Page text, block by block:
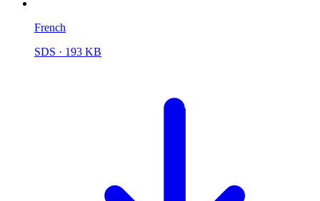
French
SDS · 193 KB